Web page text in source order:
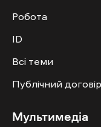
Робота
ID
Всі теми
Публічний договір
Мультимедіа